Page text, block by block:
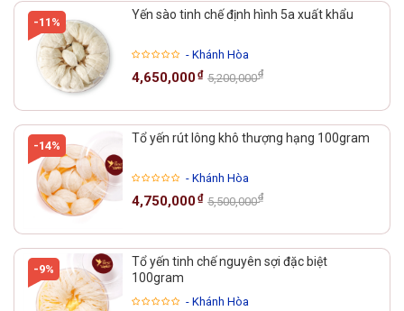
-11%
Yến sào tinh chế định hình 5a xuất khẩu
- Khánh Hòa
4,650,000₫ 5,200,000₫
-14%
Tổ yến rút lông khô thượng hạng 100gram
- Khánh Hòa
4,750,000₫ 5,500,000₫
-9%
Tổ yến tinh chế nguyên sợi đặc biệt
100gram
- Khánh Hòa